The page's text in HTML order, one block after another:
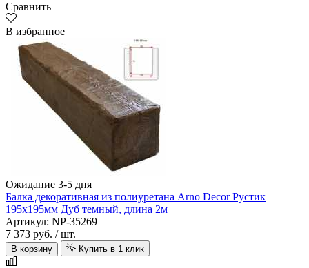
Сравнить
В избранное
Ожидание 3-5 дня
Балка декоративная из полиуретана Arno Decor Рустик
195х195мм Дуб темный, длина 2м
Артикул: NP-35269
7 373 руб. / шт.
В корзину Купить в 1 клик